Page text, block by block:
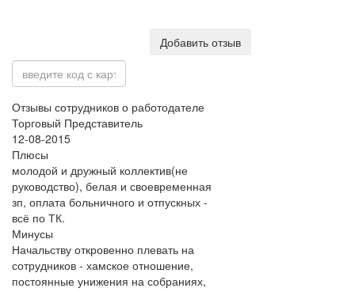
Добавить отзыв
Отзывы сотрудников о работодателе
Торговый Представитель
12-08-2015
Плюсы
молодой и дружный коллектив(не
руководство), белая и своевременная
зп, оплата больничного и отпускных -
всё по ТК.
Минусы
Начальству откровенно плевать на
сотрудников - хамское отношение,
постоянные унижения на собраниях,